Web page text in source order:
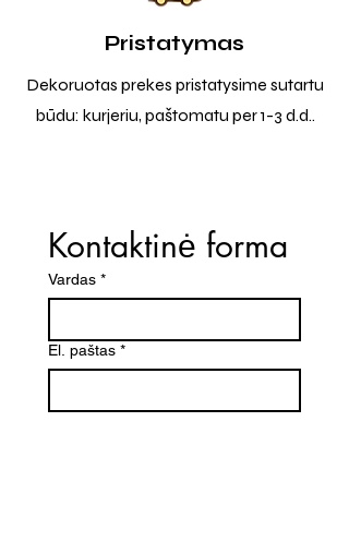
Pristatymas
Dekoruotas prekes pristatysime sutartu
būdu: kurjeriu, paštomatu per 1-3 d.d..
Kontaktinė forma
Vardas *
El. paštas *